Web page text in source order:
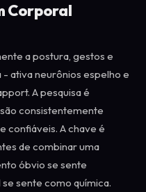
Corporal
a postura, gestos e
ativa neurônios espelho e
A pesquisa é
consistentemente
confiáveis. A chave é
de combinar uma
óbvio se sente
sente como química.